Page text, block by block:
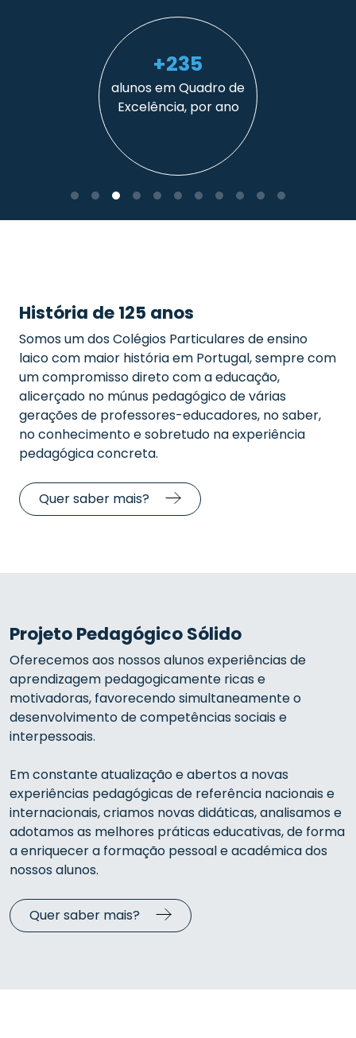
+235
alunos em Quadro de
Excelência, por ano
História de 125 anos
Somos um dos Colégios Particulares de ensino
laico com maior história em Portugal, sempre com
um compromisso direto com a educação,
alicerçado no múnus pedagógico de várias
gerações de professores-educadores, no saber,
no conhecimento e sobretudo na experiência
pedagógica concreta.
Quer saber mais?
Projeto Pedagógico Sólido
Oferecemos aos nossos alunos experiências de
aprendizagem pedagogicamente ricas e
motivadoras, favorecendo simultaneamenteo
desenvolvimento de competências sociais e
interpessoais.
Em constante atualização e abertos a novas
experiências pedagógicas de referência nacionais e
internacionais, criamos novas didáticas, analisamos e
adotamos as melhores práticas educativas, de forma
a enriquecer a formação pessoal e académica dos
nossos alunos.
Quer saber mais?